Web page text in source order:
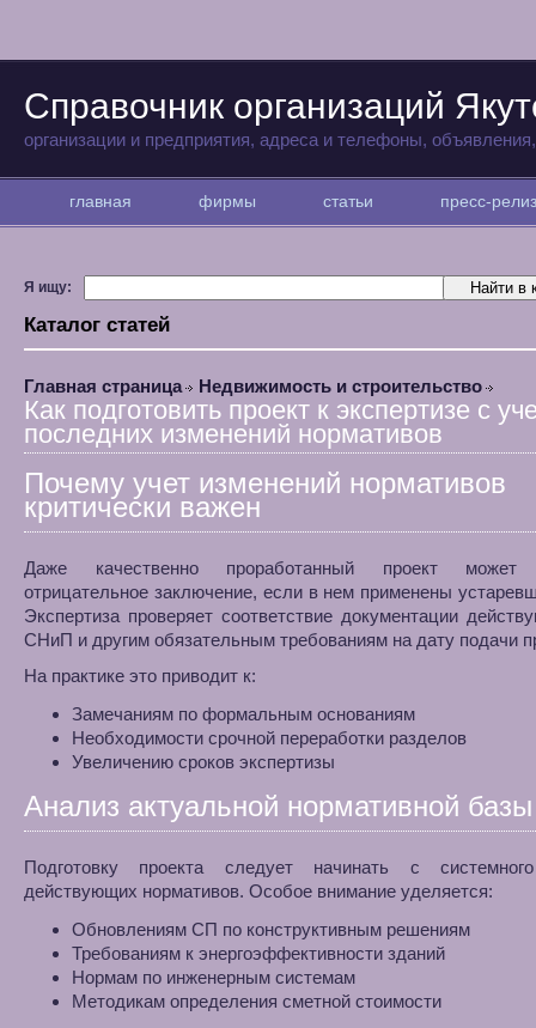
Справочник организаций
организации и предприятия, адреса и телефоны,
главная фирмы статьи пресс-
Я ищу:
Каталог статей
Главная страница Недвижимость и строительство
Как подготовить проект к экспертизе с
последних изменений нормативов
Почему учет изменений нормативов
критически важен
Даже качественно проработанный проект может
отрицательное заключение, если в нем применены
Экспертиза проверяет соответствие документации
СНиП и другим обязательным требованиям на дату подачи
На практике это приводит к:
Замечаниям по формальным основаниям
Необходимости срочной переработки разделов
Увеличению сроков экспертизы
Анализ актуальной нормативной базы
Подготовку проекта следует начинать с
действующих нормативов. Особое внимание уделяется:
Обновлениям СП по конструктивным решениям
Требованиям к энергоэффективности зданий
Нормам по инженерным системам
Методикам определения сметной стоимости